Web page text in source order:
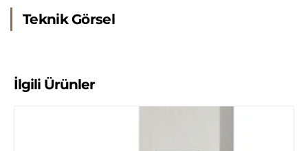
Teknik Görsel
İlgili Ürünler